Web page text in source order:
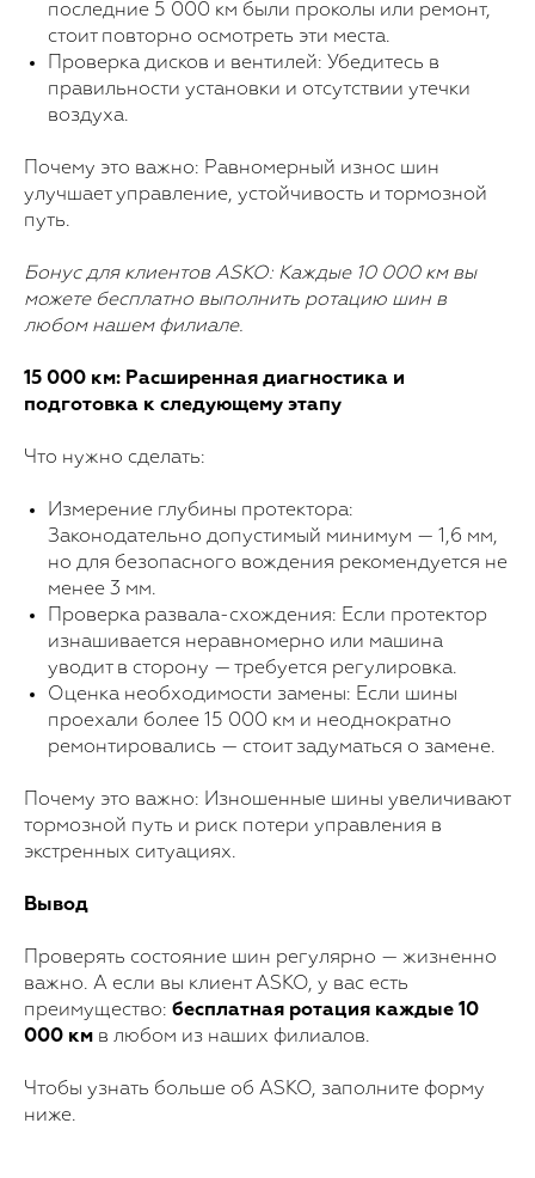
последние 5 000 км были проколы или ремонт,
стоит повторно осмотреть эти места.
Проверка дисков и вентилей: Убедитесь в
правильности установки и отсутствии утечки
воздуха.
Почему это важно: Равномерный износ шин
улучшает управление, устойчивость и тормозной
путь.
Бонус для клиентов ASKO: Каждые 10 000 км вы
можете бесплатно выполнить ротацию шин в
любом нашем филиале.
15 000 км: Расширенная диагностика и
подготовка к следующему этапу
Что нужно сделать:
Измерение глубины протектора:
Законодательно допустимый минимум — 1,6 мм,
но для безопасного вождения рекомендуется не
менее 3 мм.
Проверка развала-схождения: Если протектор
изнашивается неравномерно или машина
уводит в сторону — требуется регулировка.
Оценка необходимости замены: Если шины
проехали более 15 000 км и неоднократно
ремонтировались — стоит задуматься о замене.
Почему это важно: Изношенные шины увеличивают
тормозной путь и риск потери управления в
экстренных ситуациях.
Вывод
Проверять состояние шин регулярно — жизненно
важно. А если вы клиент ASKO, у вас есть
преимущество: бесплатная ротация каждые 10
000 км в любом из наших филиалов.
Чтобы узнать больше об ASKO, заполните форму
ниже.
Оставьте свои данные, и мы с вами
свяжемся
Для покупки!